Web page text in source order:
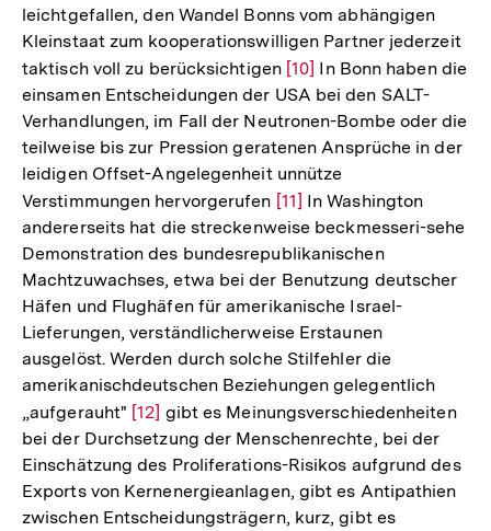
leichtgefallen, den Wandel Bonns vom abhängigen
Kleinstaat zum kooperationswilligen Partner jederzeit
taktisch voll zu berücksichtigen Zur
Auflösung
der
Fußnote
[10] In Bonn haben die
einsamen Entscheidungen der USA bei den SALT-
Verhandlungen, im Fall der Neutronen-Bombe oder die
teilweise bis zur Pression geratenen Ansprüche in der
leidigen Offset-Angelegenheit unnütze
Verstimmungen hervorgerufen Zur
Auflösung
der
Fußnote
[11] In Washington
andererseits hat die streckenweise beckmesseri-sehe
Demonstration des bundesrepublikanischen
Machtzuwachses, etwa bei der Benutzung deutscher
Häfen und Flughäfen für amerikanische Israel-
Lieferungen, verständlicherweise Erstaunen
ausgelöst. Werden durch solche Stilfehler die
amerikanischdeutschen Beziehungen gelegentlich
„aufgerauht" Zur
Auflösung
der
Fußnote
[12] gibt es Meinungsverschiedenheiten
bei der Durchsetzung der Menschenrechte, bei der
Einschätzung des Proliferations-Risikos aufgrund des
Exports von Kernenergieanlagen, gibt es Antipathien
zwischen Entscheidungsträgern, kurz, gibt es